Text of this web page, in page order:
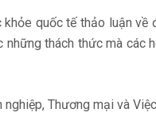
quốc tế thảo luận
thách thức mà
Thương mại và